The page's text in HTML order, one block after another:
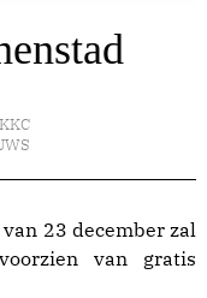
23 december zal
van gratis